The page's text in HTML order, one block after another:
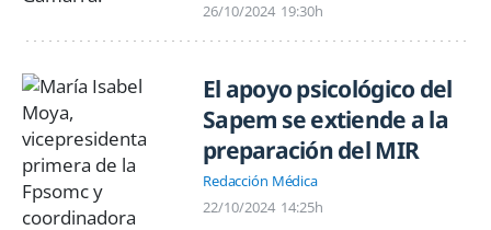
26/10/2024 19:30h
El apoyo psicológico del
Sapem se extiende a la
preparación del MIR
Redacción Médica
22/10/2024 14:25h